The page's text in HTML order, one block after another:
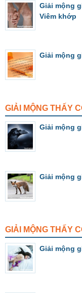
Giải mộng
Viêm khớp
Giải mộng
GIẢI MỘNG THẤY
Giải mộng
Giải mộng
GIẢI MỘNG THẤY
Giải mộng